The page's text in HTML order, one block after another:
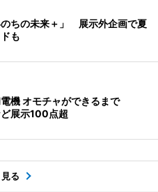
ちの未来＋」 展示外企画で夏
も
機 オモチャができるまで
展示100点超
る